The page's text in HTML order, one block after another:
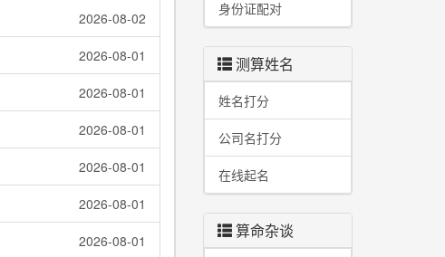
2026-08-02
2026-08-01
2026-08-01
2026-08-01
2026-08-01
2026-08-01
2026-08-01
身份证配对
测算姓名
姓名打分
公司名打分
在线起名
算命杂谈